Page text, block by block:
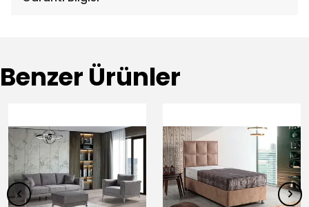
Benzer Ürünler